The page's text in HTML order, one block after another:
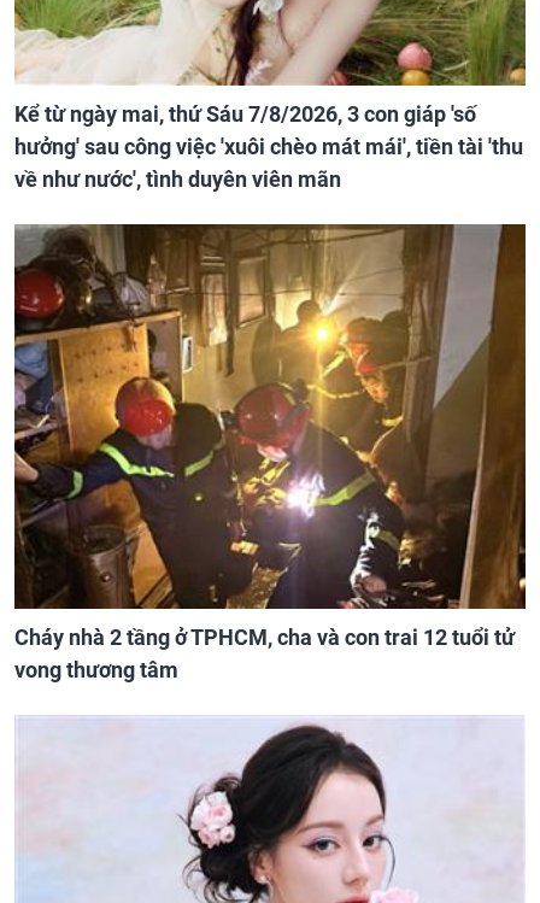
Kể từ ngày mai, thứ Sáu 7/8/2026, 3 con giáp 'số
hưởng' sau công việc 'xuôi chèo mát mái', tiền tài 'thu
về như nước', tình duyên viên mãn
Cháy nhà 2 tầng ở TPHCM, cha và con trai 12 tuổi tử
vong thương tâm